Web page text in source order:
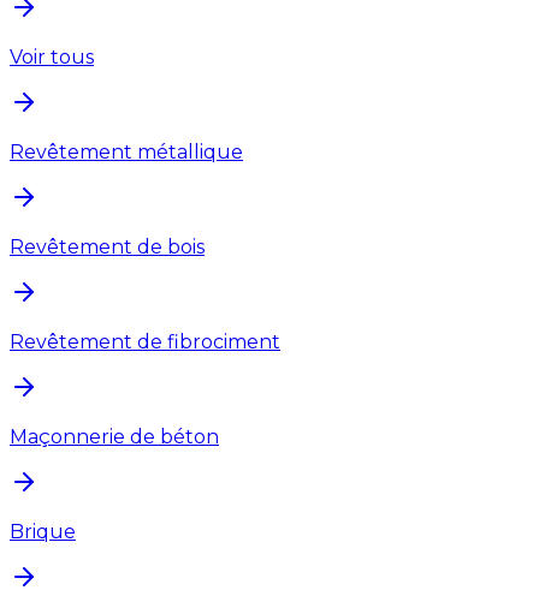
Voir tous
Revêtement métallique
Revêtement de bois
Revêtement de fibrociment
Maçonnerie de béton
Brique